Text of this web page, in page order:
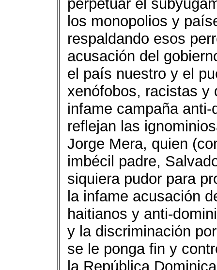
perpetuar el
los monopolios y
respaldando esos
acusación del
el país nuestro y el
xenófobos, racistas y
infame campaña
reflejan las
Jorge Mera, quien
imbécil padre,
siquiera pudor para
la infame acusación
haitianos y anti-
y la discriminación
se le ponga fin y
la República